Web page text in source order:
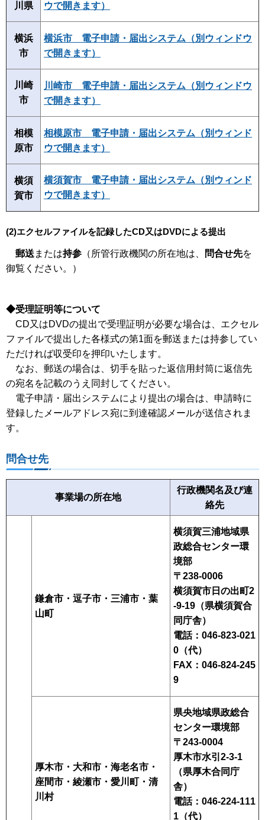
川県
ウで開きます）
横浜
市
横浜市 電子申請・届出システム（別ウィンドウ
で開きます）
川崎
市
川崎市 電子申請・届出システム（別ウィンドウ
で開きます）
相模
原市
相模原市 電子申請・届出システム（別ウィンド
ウで開きます）
横須
賀市
横須賀市 電子申請・届出システム（別ウィンド
ウで開きます）
(2)エクセルファイルを記録したCD又はDVDによる提出
郵送 または持参 （所管行政機関の所在地は、 問合せ先を
御覧ください。）
◆受理証明等について
CD又はDVDの提出で受理証明が必要な場合は、エクセル
ファイルで提出した各様式の第1面を郵送または持参してい
ただければ収受印を押印いたします。
なお、郵送の場合は、切手を貼った返信用封筒に返信先
の宛名を記載のうえ同封してください。
電子申請・届出システムにより提出の場合は、申請時に
登録したメールアドレス宛に到達確認メールが送信されま
す。
問合せ先
事業場の所在地
行政機関名及び連
絡先
鎌倉市・逗子市・三浦市・葉
山町
横須賀三浦地域県
政総合センター環
境部
〒238-0006
横須賀市日の出町2
-9-19（県横須賀合
同庁舎）
電話：046-823-021
0（代）
FAX：046-824-245
9
厚木市・大和市・海老名市・
座間市・綾瀬市・愛川町・清
川村
県央地域県政総合
センター環境部
〒243-0004
厚木市水引2-3-1
（県厚木合同庁
舎）
電話：046-224-111
1（代）